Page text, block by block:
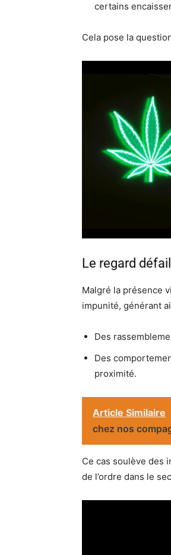
certains
Cela pose la
Le regard
Malgré la présence
impunité, générant
Des
Des
proximité.
Article Similaire
chez nos
Ce cas soulève des
de l’ordre dans le